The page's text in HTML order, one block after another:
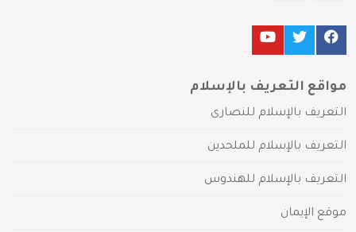
مواقع التعريف بالإسلام
التعريف بالإسلام للنصارى
التعريف بالإسلام للملحدين
التعريف بالإسلام للهندوس
موقع الإيمان